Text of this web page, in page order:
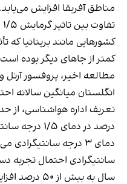
مناطق آفریقا افزایش
کشورهایی مانند بریتانیا که
کمتر از جاهای دیگر بوده
مطالعه اخیر، پروفسور آرنل
انگلستان میانگین سالانه
سانتیگرادی احتمال تجربه
سال به بیش از ۵۰ درصد افزایش می‌یابد.